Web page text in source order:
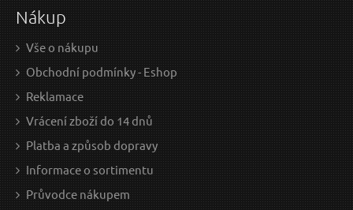
Nákup
Vše o nákupu
Obchodní podmínky - Eshop
Reklamace
Vrácení zboží do 14 dnů
Platba a způsob dopravy
Informace o sortimentu
Průvodce nákupem